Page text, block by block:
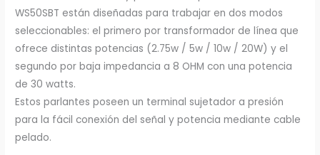
WS50SBT están diseñadas para trabajar en dos modos
seleccionables: el primero por transformador de línea que
ofrece distintas potencias (2.75w / 5w / 10w / 20W) y el
segundo por baja impedancia a 8 OHM con una potencia
de 30 watts.
Estos parlantes poseen un terminal sujetador a presión
para la fácil conexión del señal y potencia mediante cable
pelado.